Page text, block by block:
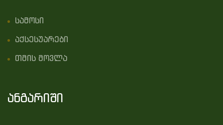
სამოსი
აქსესუარები
თმის მოვლა
ანგარიში